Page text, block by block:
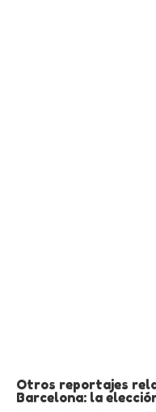
Otros reportajes
Barcelona: la